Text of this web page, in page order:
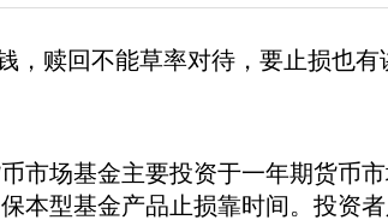
，赎回不能草率对待，要止损也有
场基金主要投资于一年期货币
本型基金产品止损靠时间。投资